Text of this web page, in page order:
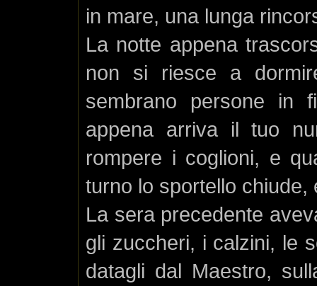
in mare, una lunga
La notte appena
non si riesce a
sembrano persone in
appena arriva il tuo
rompere i coglioni, e
turno lo sportello chiude,
La sera precedente
gli zuccheri, i calzini, le
datagli dal Maestro,